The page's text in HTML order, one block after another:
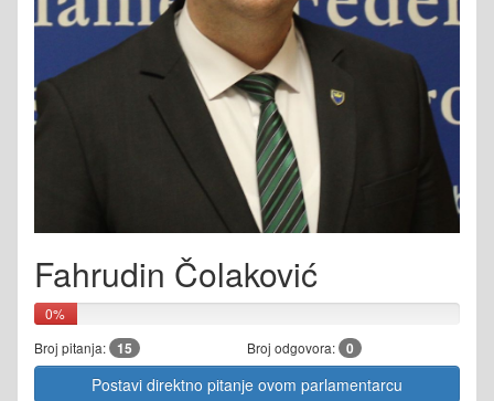
Fahrudin Čolaković
0%
Broj pitanja: 15 Broj odgovora: 0
Postavi direktno pitanje ovom parlamentarcu